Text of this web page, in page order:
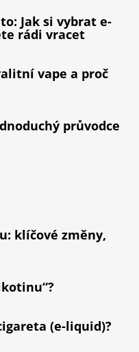
Jak si vybrat e-
rádi vracet
vape a proč
průvodce
klíčové změny,
(e-liquid)?